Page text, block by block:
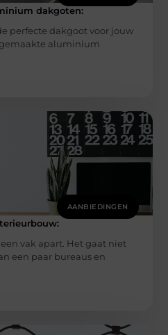
dakgoten:
perfecte dakgoot voor jouw
aluminium
AANBIEDINGEN
vak apart. Het gaat niet
een paar bureaus en